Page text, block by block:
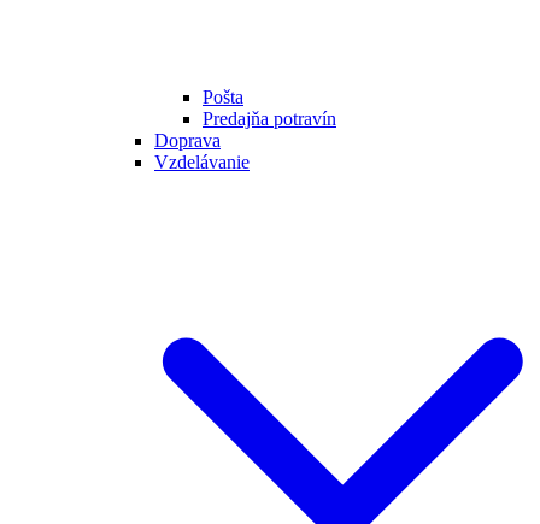
Pošta
Predajňa potravín
Doprava
Vzdelávanie